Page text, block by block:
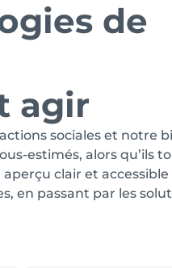
de
agir
sociales et notre
estimés, alors qu’ils
clair et accessible
en passant par les